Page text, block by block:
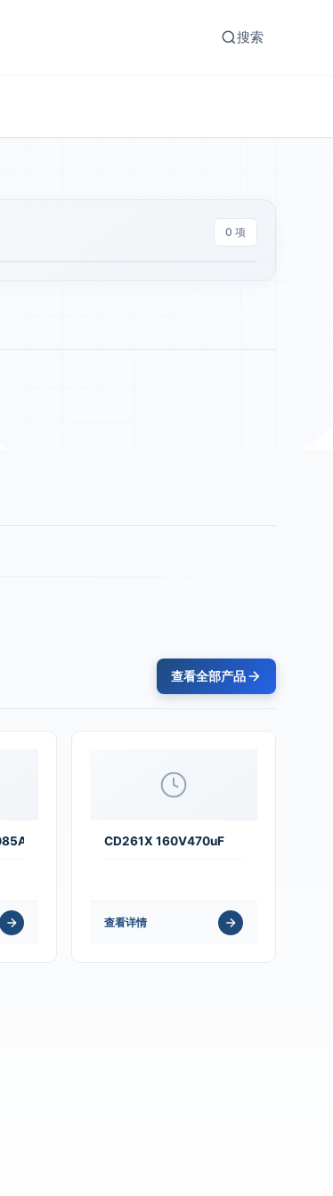
搜索
0 项
查看全部产品
CD261X 160V470uF
查看详情